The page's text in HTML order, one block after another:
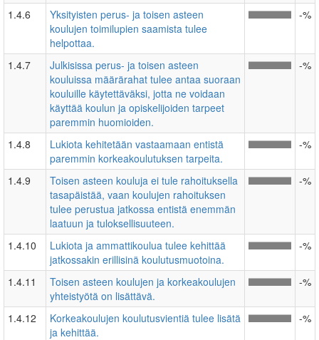
1.4.6
Yksityisten perus- ja toisen asteen
koulujen toimilupien saamista tulee
helpottaa.
-%
1.4.7
Julkisissa perus- ja toisen asteen
kouluissa määrärahat tulee antaa suoraan
kouluille käytettäväksi, jotta ne voidaan
käyttää koulun ja opiskelijoiden tarpeet
paremmin huomioiden.
-%
1.4.8
Lukiota kehitetään vastaamaan entistä
paremmin korkeakoulutuksen tarpeita.
-%
1.4.9
Toisen asteen kouluja ei tule rahoituksella
tasapäistää, vaan koulujen rahoituksen
tulee perustua jatkossa entistä enemmän
laatuun ja tuloksellisuuteen.
-%
1.4.10
Lukiota ja ammattikoulua tulee kehittää
jatkossakin erillisinä koulutusmuotoina.
-%
1.4.11
Toisen asteen koulujen ja korkeakoulujen
yhteistyötä on lisättävä.
-%
1.4.12
Korkeakoulujen koulutusvientiä tulee lisätä
ja kehittää.
-%